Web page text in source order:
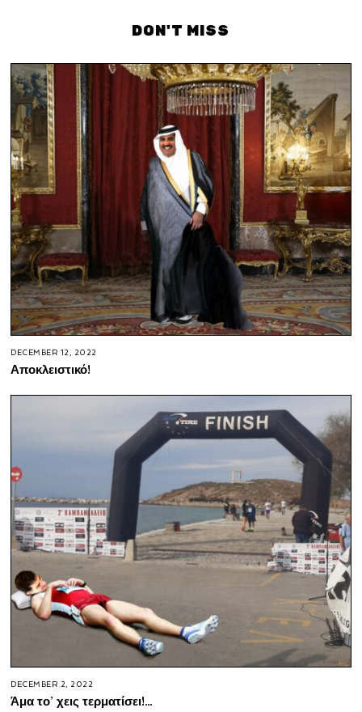
DON'T MISS
DECEMBER 12, 2022
Αποκλειστικό!
DECEMBER 2, 2022
Άμα το’ χεις τερματίσει!…